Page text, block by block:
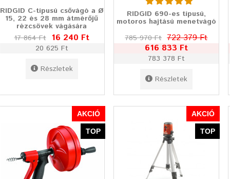
RIDGID C-típusú csővágó a Ø
15, 22 és 28 mm átmérőjű
rézcsövek vágására
17 864 Ft 16 240 Ft
20 625 Ft
Részletek
RIDGID 690-es típusú,
motoros hajtású menetvágó
785 970 Ft 722 379 Ft
616 833 Ft
783 378 Ft
Részletek
AKCIÓ
TOP
AKCIÓ
TOP